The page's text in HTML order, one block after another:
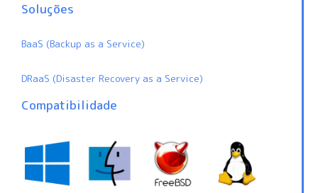
Soluções
BaaS (Backup as a Service)
DRaaS (Disaster Recovery as a Service)
Compatibilidade